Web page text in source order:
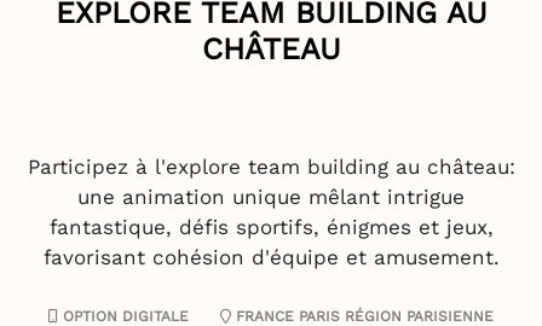
EXPLORE TEAM BUILDING AU
CHÂTEAU
Participez à l'explore team building au château:
une animation unique mêlant intrigue
fantastique, défis sportifs, énigmes et jeux,
favorisant cohésion d'équipe et amusement.
OPTION DIGITALE FRANCE PARIS RÉGION PARISIENNE